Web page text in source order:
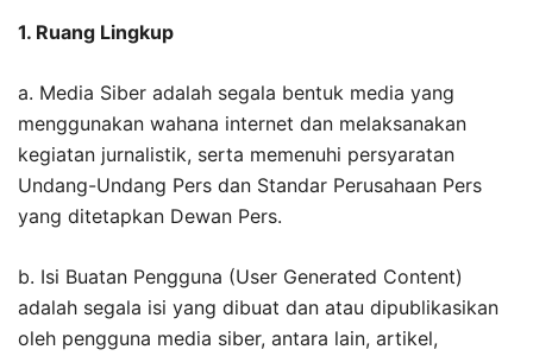
1. Ruang Lingkup
a. Media Siber adalah segala bentuk media yang
menggunakan wahana internet dan melaksanakan
kegiatan jurnalistik, serta memenuhi persyaratan
Undang-Undang Pers dan Standar Perusahaan Pers
yang ditetapkan Dewan Pers.
b. Isi Buatan Pengguna (User Generated Content)
adalah segala isi yang dibuat dan atau dipublikasikan
oleh pengguna media siber, antara lain, artikel,